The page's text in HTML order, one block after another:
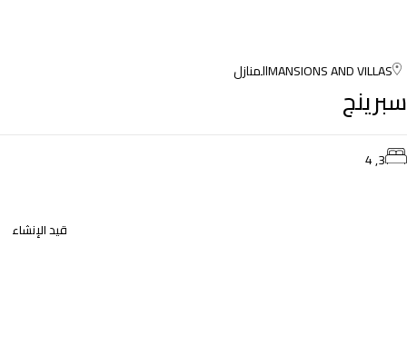
MANSIONS AND VILLASالمنازل
سبرينج
3, 4
قيد الإنشاء